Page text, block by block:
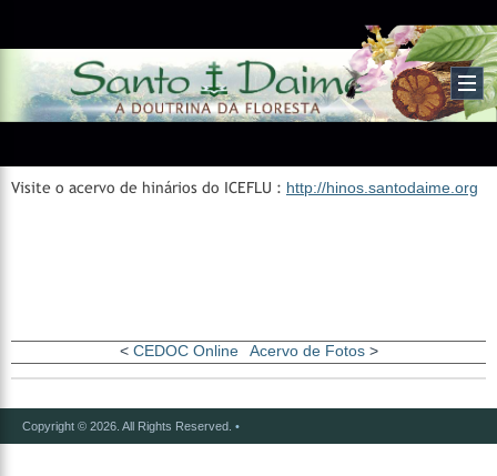
Visite o acervo de hinários do ICEFLU : http://hinos.santodaime.org
< CEDOC Online Acervo de Fotos>
Copyright © 2026. All Rights Reserved. •